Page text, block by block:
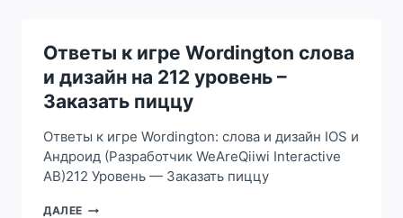
ДИЗАЙН
НА
15
УРОВЕНЬ
—
НОВЫЙ
ДЕНЬ
Ответы к игре Wordington слова
и дизайн на 212 уровень –
Заказать пиццу
Ответы к игре Wordington: слова и дизайн IOS и
Андроид (Разработчик WeAreQiiwi Interactive
AB)212 Уровень — Заказать пиццу
ДАЛЕЕ ОТВЕТЫ